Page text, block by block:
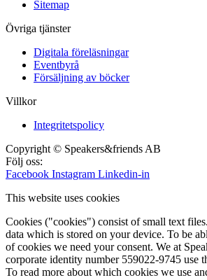
Sitemap
Övriga tjänster
Digitala föreläsningar
Eventbyrå
Försäljning av böcker
Villkor
Integritetspolicy
Copyright © Speakers&friends AB
Följ oss:
Facebook Instagram Linkedin-in
This website uses cookies
Cookies ("cookies") consist of small text
data which is stored on your device. To be
of cookies we need your consent. We at
corporate identity number 559022-9745 use
To read more about which cookies we use